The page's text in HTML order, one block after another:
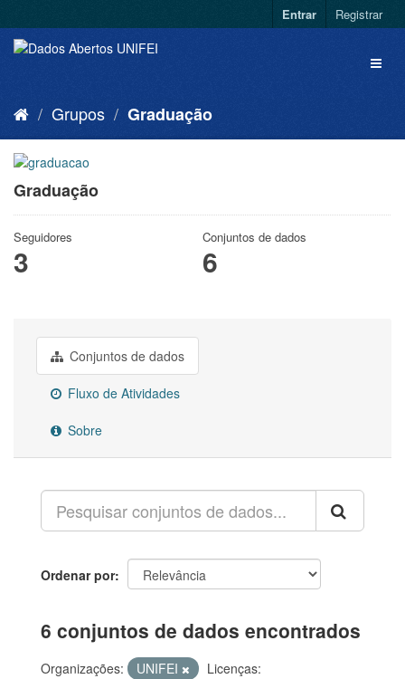
Entrar Registrar
Grupos Graduação
Graduação
Seguidores
3
Conjuntos de dados
6
Conjuntos de dados
Fluxo de Atividades
Sobre
Ordenar por
6 conjuntos de dados encontrados
Organizações: UNIFEI
Licenças: